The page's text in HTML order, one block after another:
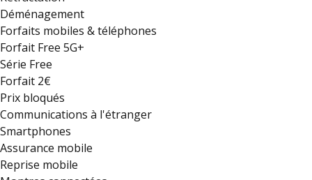
Déménagement
Forfaits mobiles & téléphones
Forfait Free 5G+
Série Free
Forfait 2€
Prix bloqués
Communications à l'étranger
Smartphones
Assurance mobile
Reprise mobile